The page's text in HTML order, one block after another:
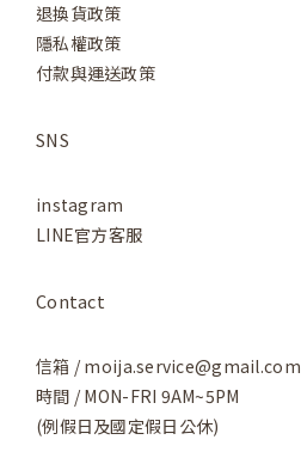
退換貨政策
隱私權政策
付款與運送政策
SNS
instagram
LINE官方客服
Contact
信箱 / moija.service@gmail.com
時間 / MON-FRI 9AM~5PM
(例假日及國定假日公休)